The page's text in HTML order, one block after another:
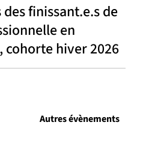
finissant.e.s de
en
hiver 2026
Autres évènements